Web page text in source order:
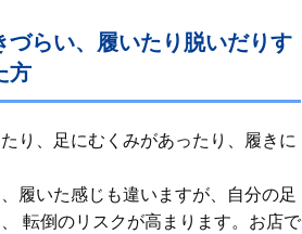
らい、履いたり脱いだりす
方
り、足にむくみがあったり、履きに
履いた感じも違いますが、自分の足
転倒のリスクが高まります。お店で